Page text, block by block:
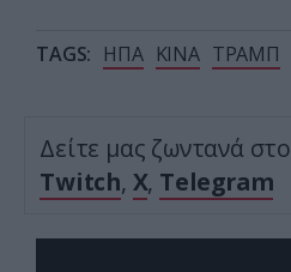
TAGS: ΗΠΑ ΚΙΝΑ ΤΡΑΜΠ
Δείτε μας ζωντανά στο
Twitch, X, Telegram